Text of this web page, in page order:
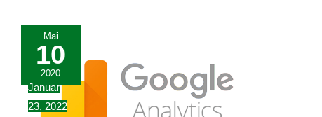
Mai
10
2020
Januar
23, 2022